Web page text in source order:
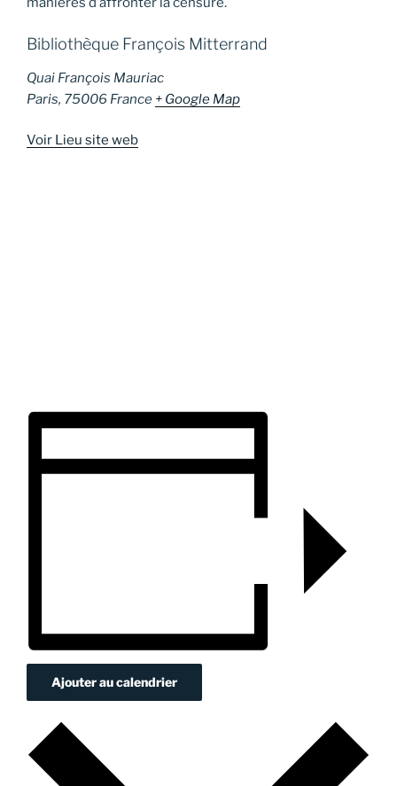
Bibliothèque François Mitterrand
Quai François Mauriac
Paris, 75006 France + Google Map
Voir Lieu site web
Ajouter au calendrier